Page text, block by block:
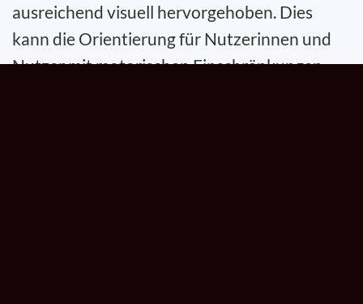
ausreichend visuell hervorgehoben. Dies
kann die Orientierung für Nutzerinnen und
Nutzer mit motorischen Einschränkungen